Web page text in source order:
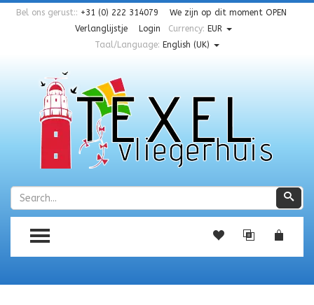
Bel ons gerust:: +31 (0) 222 314079 We zijn op dit moment OPEN
Verlanglijstje
Login Currency: EUR
Taal/Language: English (UK)
Zoeken
TOGGLE MENU